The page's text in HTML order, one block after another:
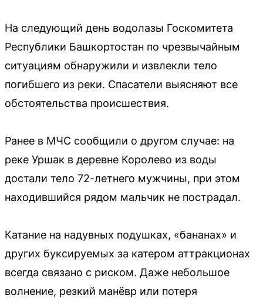
На следующий день водолазы Госкомитета
Республики Башкортостан по чрезвычайным
ситуациям обнаружили и извлекли тело
погибшего из реки. Спасатели выясняют все
обстоятельства происшествия.
Ранее в МЧС сообщили о другом случае: на
реке Уршак в деревне Королево из воды
достали тело 72-летнего мужчины, при этом
находившийся рядом мальчик не пострадал.
Катание на надувных подушках, «бананах» и
других буксируемых за катером аттракционах
всегда связано с риском. Даже небольшое
волнение, резкий манёвр или потеря